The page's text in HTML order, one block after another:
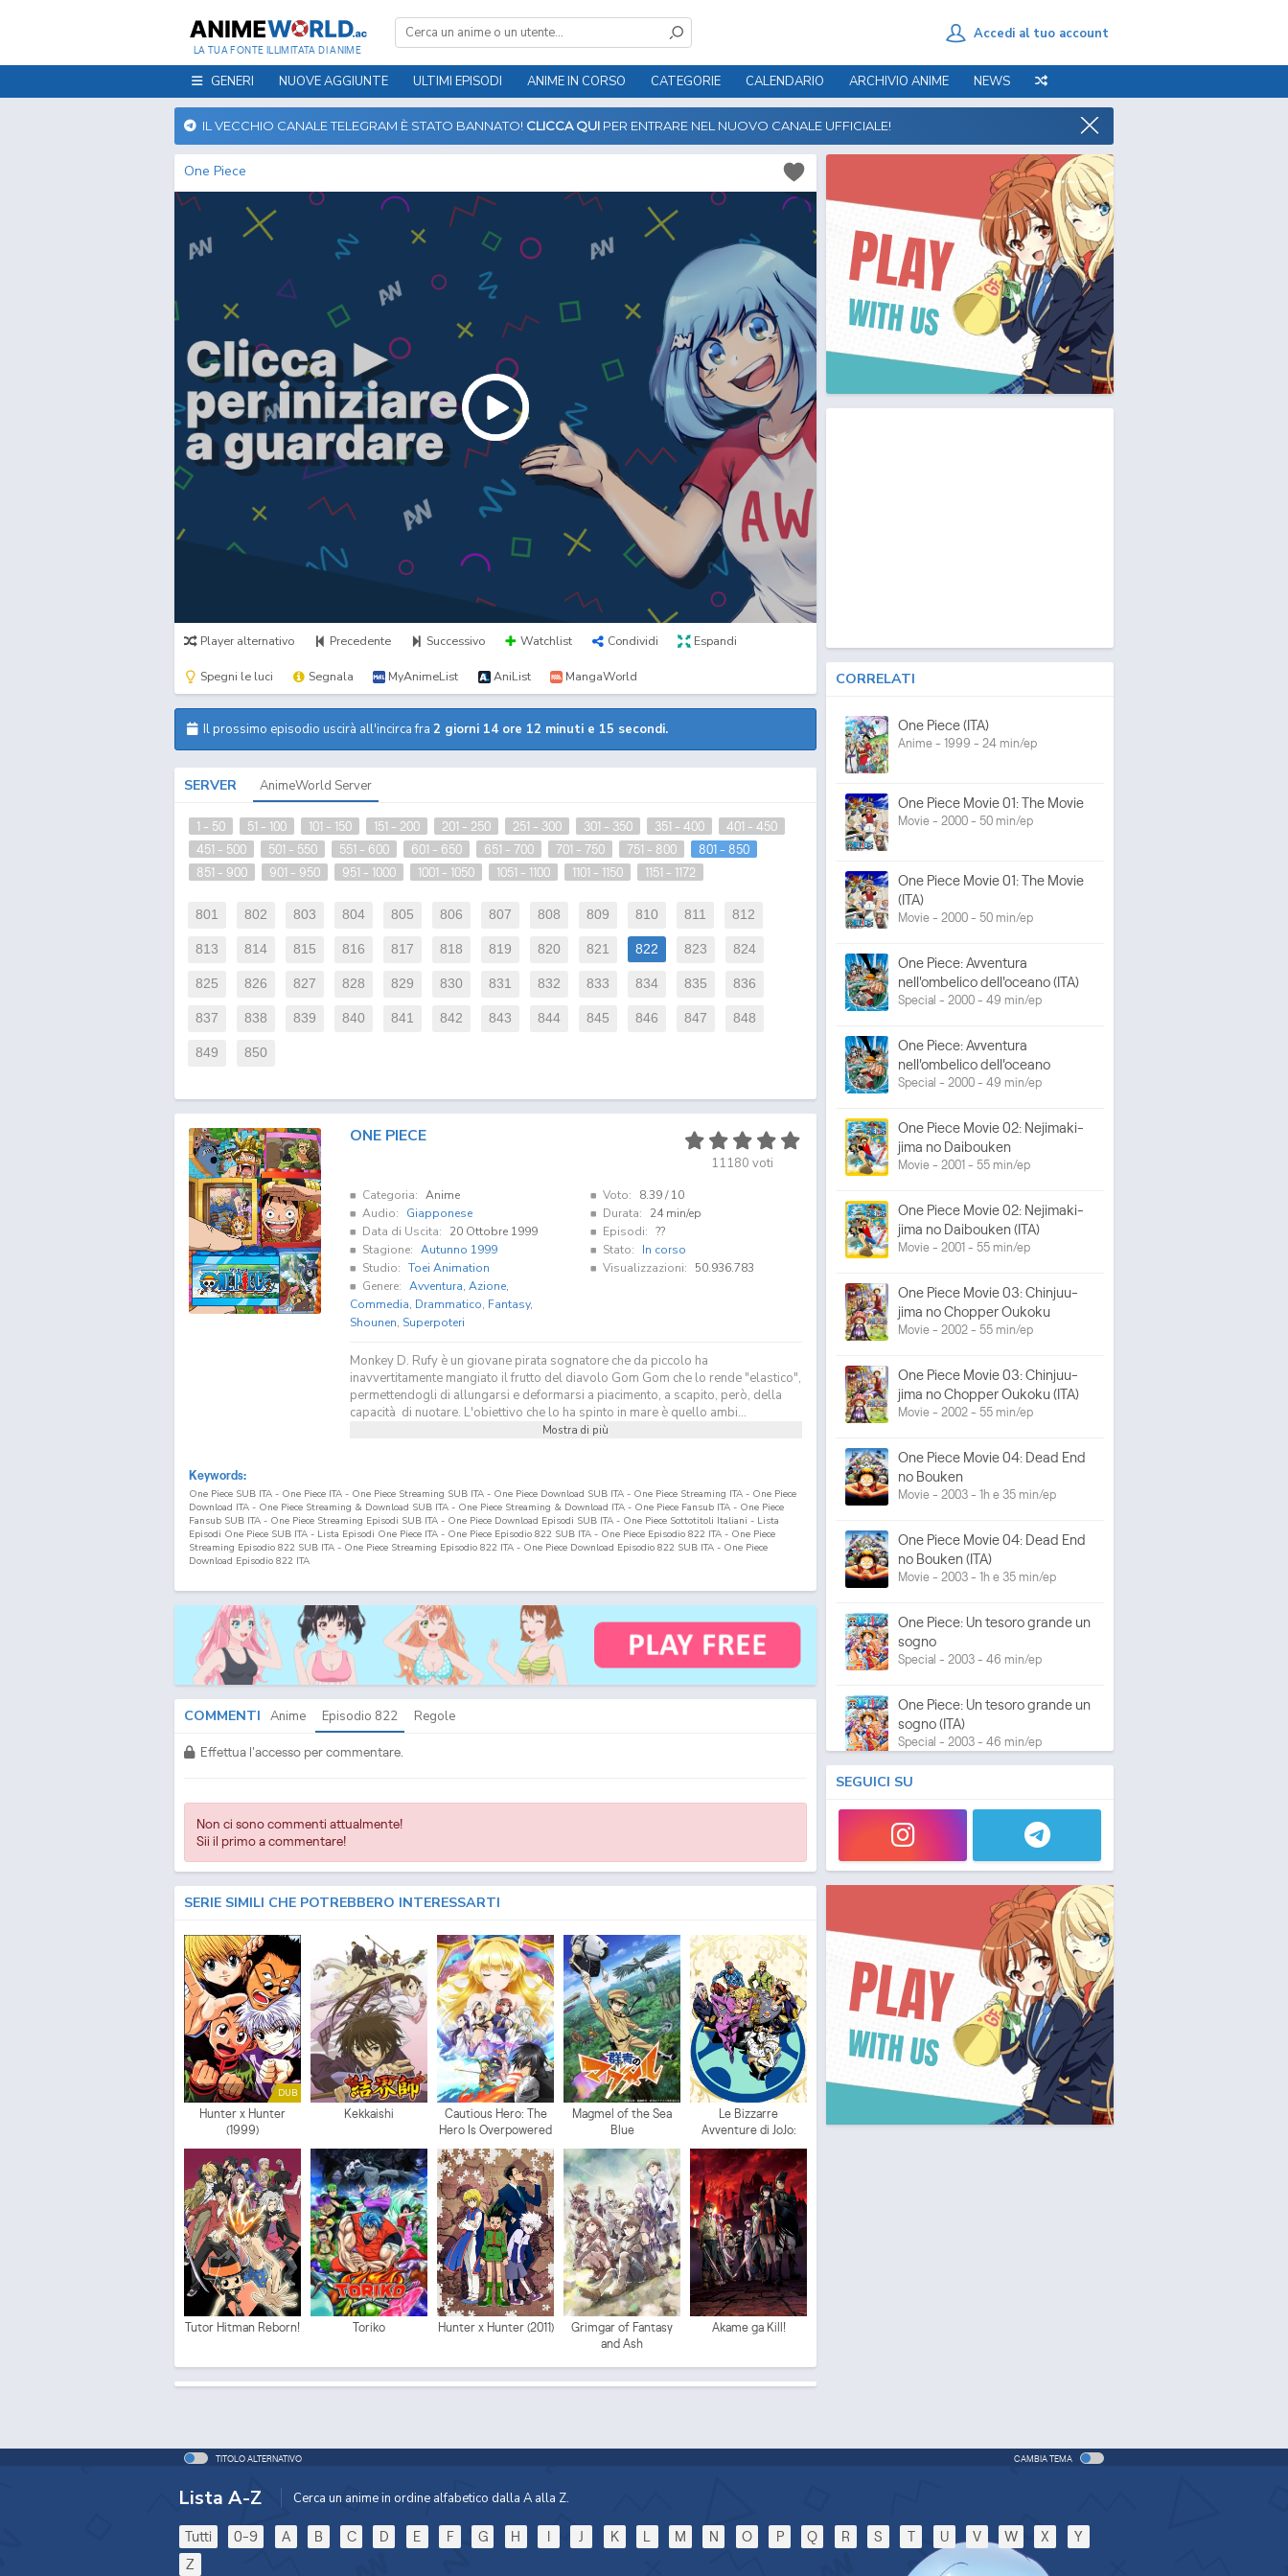
LA TUA FONTE ILLIMITATA DI ANIME
Accedi al tuo account
GENERI NUOVE AGGIUNTE ULTIMI EPISODI ANIME IN CORSO CATEGORIE CALENDARIO ARCHIVIO ANIME NEWS
IL VECCHIO CANALE TELEGRAM È STATO BANNATO! CLICCA QUI PER ENTRARE NEL NUOVO CANALE UFFICIALE!
One Piece
Player alternativo Precedente Successivo Watchlist Condividi Espandi
Spegni le luci Segnala MyAnimeList AniList MangaWorld
Il prossimo episodio uscirà all'incirca fra 2 giorni 14 ore 12 minuti e 14 secondi.
SERVER AnimeWorld Server
1 - 50 51 - 100 101 - 150 151 - 200 201 - 250 251 - 300 301 - 350 351 - 400
401 - 450
451 - 500
501 - 550 551 - 600 601 - 650 651 - 700 701 - 750 751 - 800
801 - 850
851 - 900
901 - 950 951 - 1000 1001 - 1050 1051 - 1100 1101 - 1150 1151 - 1172
801 802 803 804 805 806 807 808 809 810 811 812
813 814 815 816 817 818 819 820 821 822 823 824
825 826 827 828 829 830 831 832 833 834 835 836
837 838 839 840 841 842 843 844 845 846 847 848
849 850
ONE PIECE
11180 voti
Categoria: Anime
Audio:
Giapponese
Data di Uscita:
20 Ottobre 1999
Stagione: Autunno 1999
Studio: Toei Animation
Genere: Avventura, Azione,
Commedia, Drammatico, Fantasy,
Shounen, Superpoteri
Voto: 8.39/ 10
Durata:
24 min/ep
Episodi: ??
Stato:
In corso
Visualizzazioni:
50.936.783
Monkey D. Rufy è un giovane pirata sognatore che da piccolo ha
inavvertitamente mangiato il frutto del diavolo Gom Gom che lo rende "elastico",
permettendogli di allungarsi e deformarsi a piacimento, a scapito, però, della
capacità di nuotare. L'obiettivo che lo ha spinto in mare è quello ambi...
Mostra di più
Keywords:
One Piece SUB ITA - One Piece ITA - One Piece Streaming SUB ITA - One Piece Download SUB ITA - One Piece Streaming ITA - One Piece
Download ITA - One Piece Streaming & Download SUB ITA - One Piece Streaming & Download ITA - One Piece Fansub ITA - One Piece
Fansub SUB ITA - One Piece Streaming Episodi SUB ITA - One Piece Download Episodi SUB ITA - One Piece Sottotitoli Italiani - Lista
Episodi One Piece SUB ITA - Lista Episodi One Piece ITA - One Piece Episodio 822 SUB ITA - One Piece Episodio 822 ITA - One Piece
Streaming Episodio 822 SUB ITA - One Piece Streaming Episodio 822 ITA - One Piece Download Episodio 822 SUB ITA - One Piece
Download Episodio 822 ITA
COMMENTI Anime Episodio 822 Regole
Effettua l'accesso per commentare.
Non ci sono commenti attualmente!
Sii il primo a commentare!
SERIE SIMILI CHE POTREBBERO INTERESSARTI
DUB
Hunter x Hunter
(1999)
Kekkaishi
Cautious Hero: The
Hero Is Overpowered
but Overly Cautious
Magmel of the Sea
Blue
Le Bizzarre
Avventure di JoJo:
Vento Aureo
Tutor Hitman Reborn! Toriko Hunter x Hunter (2011)
Grimgar of Fantasy
and Ash
Akame ga Kill!
CORRELATI
One Piece (ITA)
Anime - 1999 - 24 min/ep
One Piece Movie 01: The Movie
Movie - 2000 - 50 min/ep
One Piece Movie 01: The Movie
(ITA)
Movie - 2000 - 50 min/ep
One Piece: Avventura
nell'ombelico dell'oceano (ITA)
Special - 2000 - 49 min/ep
One Piece: Avventura
nell'ombelico dell'oceano
Special - 2000 - 49 min/ep
One Piece Movie 02: Nejimaki-
jima no Daibouken
Movie - 2001 - 55 min/ep
One Piece Movie 02: Nejimaki-
jima no Daibouken (ITA)
Movie - 2001 - 55 min/ep
One Piece Movie 03: Chinjuu-
jima no Chopper Oukoku
Movie - 2002 - 55 min/ep
One Piece Movie 03: Chinjuu-
jima no Chopper Oukoku (ITA)
Movie - 2002 - 55 min/ep
One Piece Movie 04: Dead End
no Bouken
Movie - 2003 - 1h e 35 min/ep
One Piece Movie 04: Dead End
no Bouken (ITA)
Movie - 2003 - 1h e 35 min/ep
One Piece: Un tesoro grande un
sogno
Special - 2003 - 46 min/ep
One Piece: Un tesoro grande un
sogno (ITA)
Special - 2003 - 46 min/ep
One Piece: L'ultima esibizione
One Piece: L'ultima esibizione
(ITA)
Special - 2003 - 45 min/ep
One Piece Movie 05:
Norowareta Seiken
Movie - 2004 - 1h e 35 min/ep
One Piece Movie 05:
Norowareta Seiken (ITA)
Movie - 2004 - 1h e 35 min/ep
One Piece Movie 06: Omatsuri
One Piece Movie 07: Karakuri-
SEGUICI SU
TITOLO ALTERNATIVO CAMBIA TEMA
Lista A-Z Cerca un anime in ordine alfabetico dalla A alla Z.
Tutti 0-9 A B C D E F G H I J K L M N O P Q R S T U V W X
Y
Z